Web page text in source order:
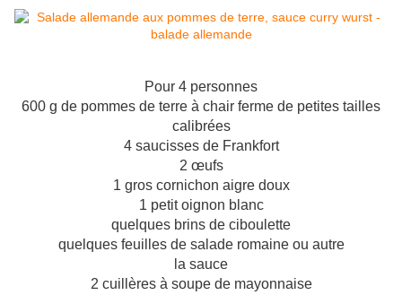
Pour 4 personnes
600 g de pommes de terre à chair ferme de petites tailles
calibrées
4 saucisses de Frankfort
2 œufs
1 gros cornichon aigre doux
1 petit oignon blanc
quelques brins de ciboulette
quelques feuilles de salade romaine ou autre
la sauce
2 cuillères à soupe de mayonnaise